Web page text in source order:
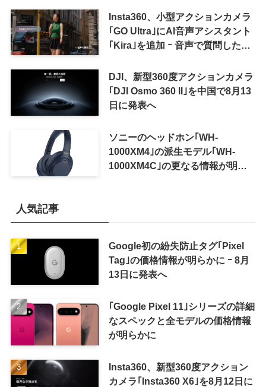
Insta360、小型アクションカメラ
｢GO Ultra｣にAI音声アシスタント
｢Kira｣を追加 ｰ 音声で質問した
可能に
DJI、新型360度アクションカメラ
｢DJI Osmo 360 II｣を中国で8月13
日に発表へ
ソニーのヘッドホン｢WH-
1000XM4｣の派生モデル｢WH-
1000XM4C｣の更なる情報が明ら
人気記事
Google初の紛失防止タグ｢Pixel
Tag｣の価格情報が明らかに ｰ 8月
13日に発表へ
｢Google Pixel 11｣シリーズの詳細
なスペックと全モデルの価格情報
が明らかに
Insta360、新型360度アクション
カメラ｢Insta360 X6｣を8月12日に